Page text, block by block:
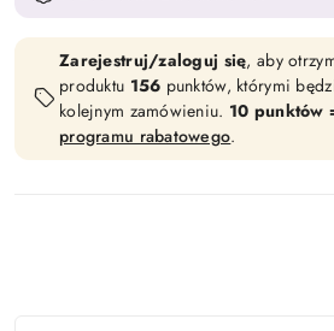
Zarejestruj/zaloguj się, aby
produktu 156 punktów, którymi
kolejnym zamówieniu. 10 punktów
programu rabatowego.